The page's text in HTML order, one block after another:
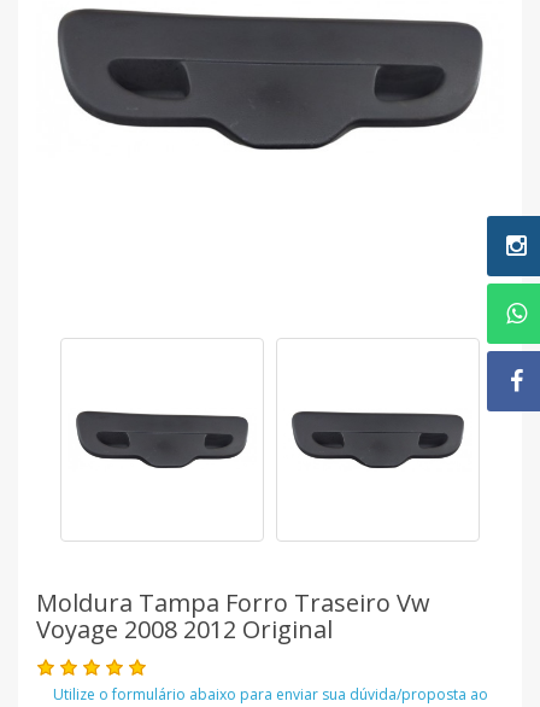
Moldura Tampa Forro Traseiro Vw
Voyage 2008 2012 Original
Utilize o formulário abaixo para enviar sua dúvida/proposta ao